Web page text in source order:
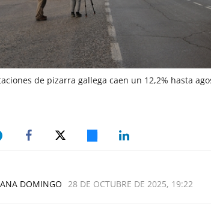
de pizarra gallega caen un 12,2% hasta
ANA DOMINGO 28 DE OCTUBRE DE 2025, 19:22